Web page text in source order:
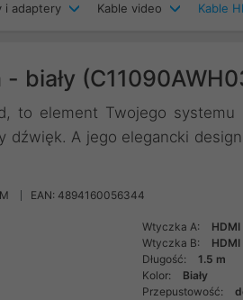
i adaptery Kable video Kable
biały
to element Twojego systemu
dźwięk. A jego elegancki
EAN: 4894160056344
Wtyczka A:
HDMI
Wtyczka B:
HDMI
Długość:
1.5 m
Kolor:
Biały
Przepustowość: